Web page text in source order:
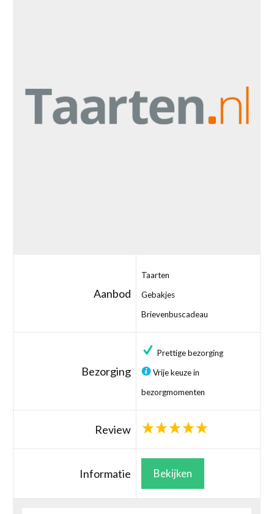
Aanbod
Taarten
Gebakjes
Brievenbuscadeau
Bezorging
Prettige bezorging
Vrije keuze in
bezorgmomenten
Review
Informatie Bekijken